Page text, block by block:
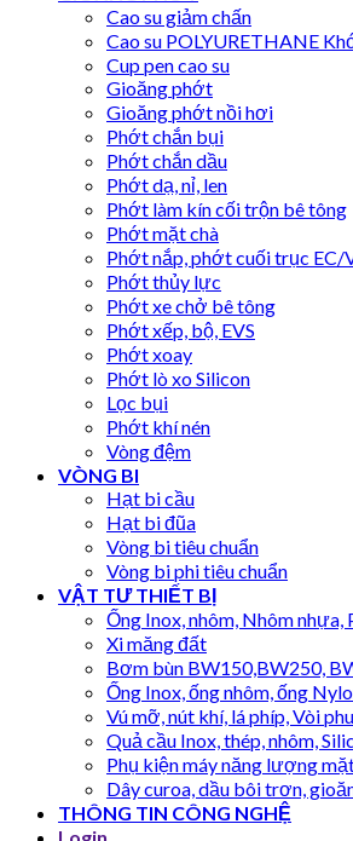
Cao su giảm chấn
Cao su POLYURETHANE
Cup pen cao su
Gioăng phớt
Gioăng phớt nồi hơi
Phớt chắn bụi
Phớt chắn dầu
Phớt dạ, nỉ, len
Phớt làm kín cối trộn bê tông
Phớt mặt chà
Phớt nắp, phớt cuối trục EC/
Phớt thủy lực
Phớt xe chở bê tông
Phớt xếp, bộ, EVS
Phớt xoay
Phớt lò xo Silicon
Lọc bụi
Phớt khí nén
Vòng đệm
VÒNG BI
Hạt bi cầu
Hạt bi đũa
Vòng bi tiêu chuẩn
Vòng bi phi tiêu chuẩn
VẬT TƯ THIẾT BỊ
Ống Inox, nhôm, Nhôm nhựa,
Xi măng đất
Bơm bùn BW150,BW250,
Ống Inox, ống nhôm, ống
Vú mỡ, nút khí, lá phíp, Vòi
Quả cầu Inox, thép, nhôm,
Phụ kiện máy năng lượng
Dây curoa, dầu bôi trơn,
THÔNG TIN CÔNG NGHỆ